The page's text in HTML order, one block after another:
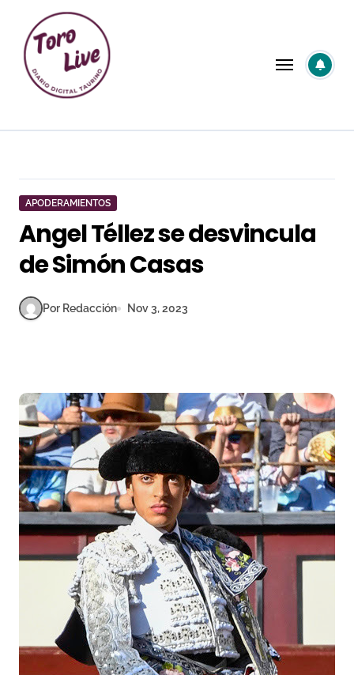
contenido
APODERAMIENTOS
Angel Téllez se desvincula
de Simón Casas
Por Redacción Nov 3, 2023